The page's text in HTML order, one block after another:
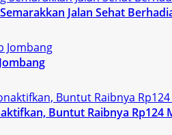
Jalan Sehat
Buntut Raibnya Rp124